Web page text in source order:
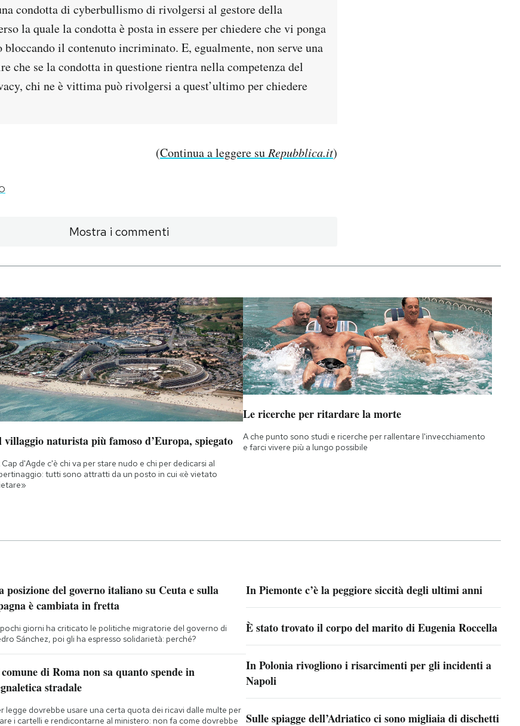
condotta di cyberbullismo di rivolgersi al gestore della
la quale la condotta è posta in essere per chiedere che vi ponga
bloccando il contenuto incriminato. E, egualmente, non serve una
che se la condotta in questione rientra nella competenza del
chi ne è vittima può rivolgersi a quest’ultimo per chiedere
(Continua a leggere su Repubblica.it)
Mostra i commenti
villaggio naturista più famoso d’Europa, spiegato
Cap d'Agde c'è chi va per stare nudo e chi per dedicarsi al
tutti sono attratti da un posto in cui «è vietato
Le ricerche per ritardare la morte
A che punto sono studi e ricerche per rallentare l'invecchiamento
e farci vivere più a lungo possibile
posizione del governo italiano su Ceuta e sulla
è cambiata in fretta
giorni ha criticato le politiche migratorie del governo di
Sánchez, poi gli ha espresso solidarietà: perché?
di Roma non sa quanto spende in
stradale
legge dovrebbe usare una certa quota dei ricavi dalle multe per
i cartelli e rendicontarne al ministero: non fa come dovrebbe
In Piemonte c’è la peggiore siccità degli ultimi anni
È stato trovato il corpo del marito di Eugenia Roccella
In Polonia rivogliono i risarcimenti per gli incidenti a
Napoli
Sulle spiagge dell’Adriatico ci sono migliaia di dischetti